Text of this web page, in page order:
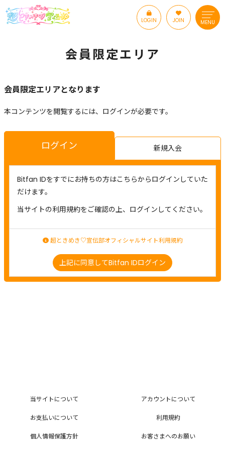
LOGIN JOIN MENU
会員限定エリア
会員限定エリアとなります
本コンテンツを閲覧するには、ログインが必要です。
ログイン 新規入会
Bitfan IDをすでにお持ちの方はこちらからログインしていた
だけます。
当サイトの利用規約をご確認の上、ログインしてください。
超ときめき♡宣伝部オフィシャルサイト利用規約
上記に同意してBitfan IDログイン
当サイトについて アカウントについて
お支払いについて 利用規約
個人情報保護方針 お客さまへのお願い